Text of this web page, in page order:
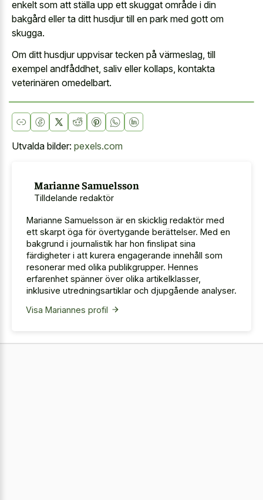
enkelt som att ställa upp ett skuggat område i din
bakgård eller ta ditt husdjur till en park med gott om
skugga.
Om ditt husdjur uppvisar tecken på värmeslag, till
exempel andfåddhet, saliv eller kollaps, kontakta
veterinären omedelbart.
Utvalda bilder: pexels.com
Marianne Samuelsson
Tilldelande redaktör
Marianne Samuelsson är en skicklig redaktör med
ett skarpt öga för övertygande berättelser. Med en
bakgrund i journalistik har hon finslipat sina
färdigheter i att kurera engagerande innehåll som
resonerar med olika publikgrupper. Hennes
erfarenhet spänner över olika artikelklasser,
inklusive utredningsartiklar och djupgående analyser.
Visa Mariannes profil